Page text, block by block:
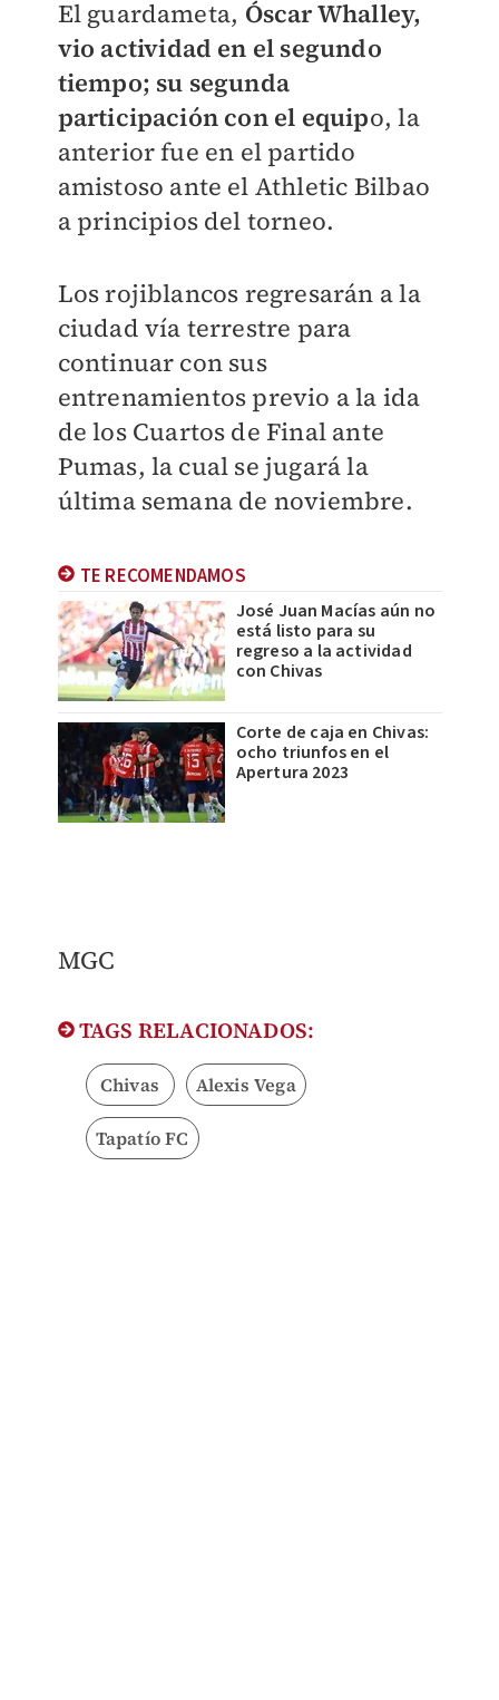
El guardameta, Óscar Whalley,
vio actividad en el segundo
tiempo; su segunda
participación con el equipo, la
anterior fue en el partido
amistoso ante el Athletic Bilbao
a principios del torneo.
Los rojiblancos regresarán a la
ciudad vía terrestre para
continuar con sus
entrenamientos previo a la ida
de los Cuartos de Final ante
Pumas, la cual se jugará la
última semana de noviembre.
TE RECOMENDAMOS
José Juan Macías aún no
está listo para su
regreso a la actividad
con Chivas
Corte de caja en Chivas:
ocho triunfos en el
Apertura 2023
MGC
TAGS RELACIONADOS:
Chivas Alexis Vega
Tapatío FC